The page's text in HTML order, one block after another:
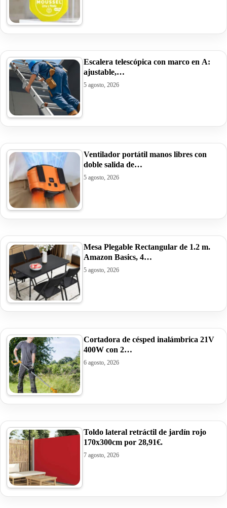
Escalera telescópica con marco en A:
ajustable,…
5 agosto, 2026
Ventilador portátil manos libres con
doble salida de…
5 agosto, 2026
Mesa Plegable Rectangular de 1.2 m.
Amazon Basics, 4…
5 agosto, 2026
Cortadora de césped inalámbrica 21V
400W con 2…
6 agosto, 2026
Toldo lateral retráctil de jardín rojo
170x300cm por 28,91€.
7 agosto, 2026